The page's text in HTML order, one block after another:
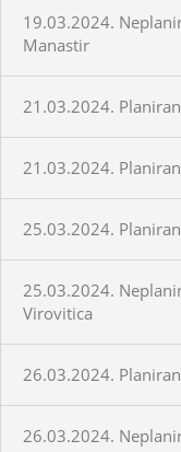
19.03.2024.
Manastir
21.03.2024.
21.03.2024.
25.03.2024.
25.03.2024.
Virovitica
26.03.2024.
26.03.2024.